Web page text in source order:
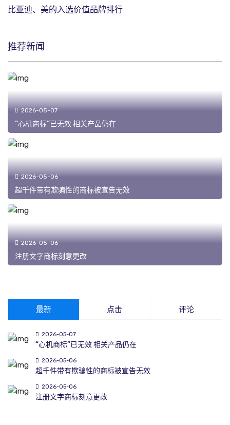
比亚迪、美的入选价值品牌排行
推荐新闻
2026-05-07
“心机商标”已无效 相关产品仍在
2026-05-06
超千件带有欺骗性的商标被宣告无效
2026-05-06
注册文字商标刻意更改
最新 点击 评论
2026-05-07
“心机商标”已无效 相关产品仍在
2026-05-06
超千件带有欺骗性的商标被宣告无效
2026-05-06
注册文字商标刻意更改